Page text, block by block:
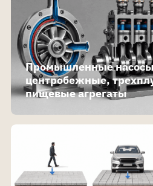
Промышленные
центробежные,
пищевые агрегаты